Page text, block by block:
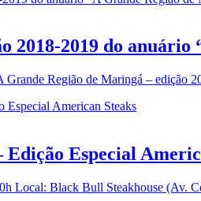
2018-2019 do
Grande Região de Maringá – edição
Especial
Local: Black Bull Steakhouse (Av.